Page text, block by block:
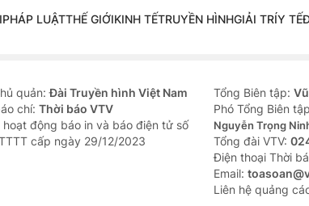
PHÁP LUẬTTHẾ GIỚIKINH TẾTRUYỀN HÌNHGIẢI TRÍY TẾ
quản:Đài Truyền hình Việt Nam
chí: Thời báo VTV
hoạt động báo in và báo điện tử số
cấp ngày 29/12/2023
Tổng Biên tập:
Phó Tổng Biên
Nguyễn Trọng
Tổng đài VTV:
Ðiện thoại Thời
Email:
Liên hệ quảng